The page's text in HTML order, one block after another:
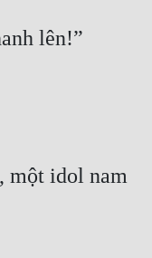
lên!”
một idol nam